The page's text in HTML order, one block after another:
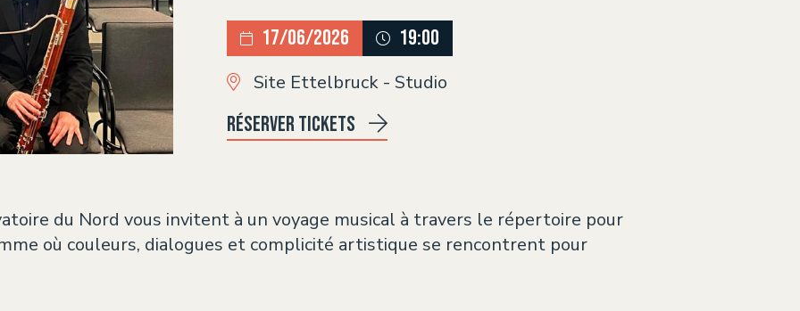
17/06/2026 19:00
Site Ettelbruck - Studio
Réserver tickets
du Nord vous invitent à un voyage musical à travers le répertoire pour
où couleurs, dialogues et complicité artistique se rencontrent pour